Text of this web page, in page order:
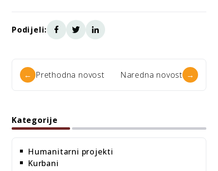
Podijeli:
← Prethodna novost Naredna novost →
Kategorije
Humanitarni projekti
Kurbani